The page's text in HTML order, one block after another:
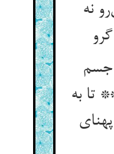
نه
جسم
تا به